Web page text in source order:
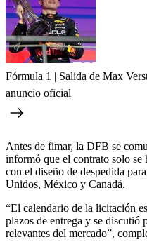
Fórmula 1 | Salida de Max
anuncio oficial
Antes de fimar, la DFB se
informó que el contrato solo se
con el diseño de despedida
Unidos, México y Canadá.
“El calendario de la licitación
plazos de entrega y se discutió
relevantes del mercado”,